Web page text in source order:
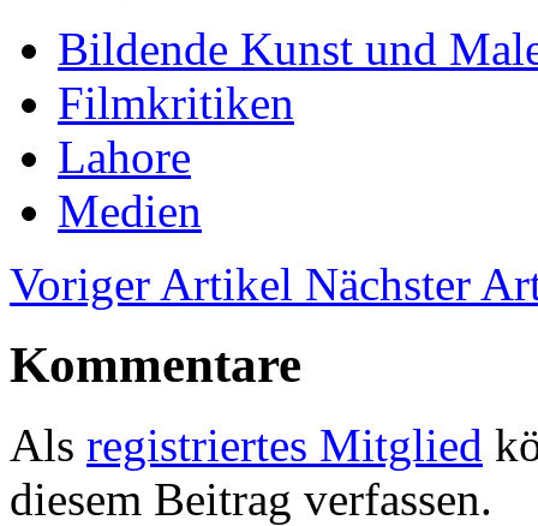
Bildende Kunst und
Filmkritiken
Lahore
Medien
Voriger Artikel Nächster
Kommentare
Als registriertes Mitglied
diesem Beitrag verfassen.